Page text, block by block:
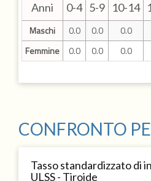
Anni 0-4 5-9 10-14
Maschi 0.0 0.0 0.0
Femmine
0.0 0.0 0.0
CONFRONTO
Tasso standardizzato di
ULSS - Tiroide